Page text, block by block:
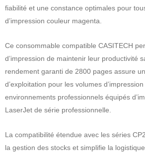
fiabilité et une constance optimales pour
d’impression couleur magenta.
Ce consommable compatible CASITECH
d’impression de maintenir leur productivité
rendement garanti de 2800 pages assure
d’exploitation pour les volumes
environnements professionnels équipés
LaserJet de série professionnelle.
La compatibilité étendue avec les séries
la gestion des stocks et simplifie la